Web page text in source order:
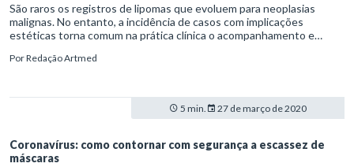
São raros os registros de lipomas que evoluem para neoplasias
malignas. No entanto, a incidência de casos com implicações
estéticas torna comum na prática clínica o acompanhamento e
PorRedação Artmed
5 min. 27 de março de 2020
Coronavírus: como contornar com segurança a escassez de
máscaras